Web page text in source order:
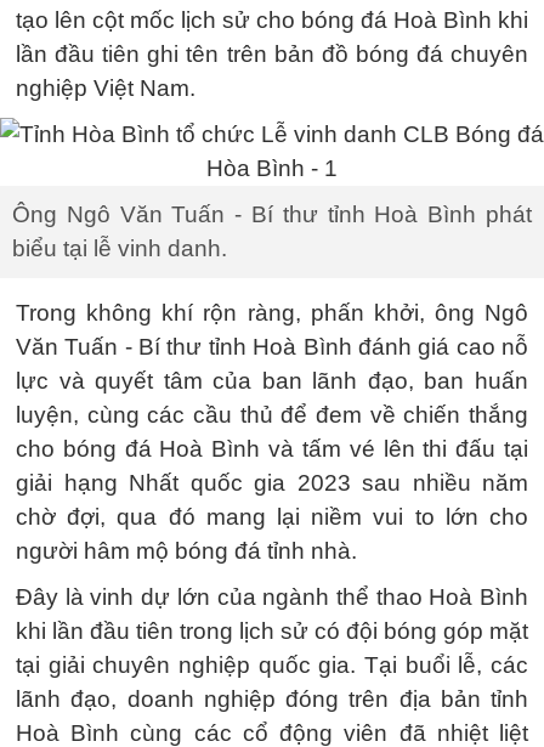
tạo lên cột mốc lịch sử cho bóng đá Hoà Bình khi
lần đầu tiên ghi tên trên bản đồ bóng đá chuyên
nghiệp Việt Nam.
Ông Ngô Văn Tuấn - Bí thư tỉnh Hoà Bình phát
biểu tại lễ vinh danh.
Trong không khí rộn ràng, phấn khởi, ông Ngô
Văn Tuấn - Bí thư tỉnh Hoà Bình đánh giá cao nỗ
lực và quyết tâm của ban lãnh đạo, ban huấn
luyện, cùng các cầu thủ để đem về chiến thắng
cho bóng đá Hoà Bình và tấm vé lên thi đấu tại
giải hạng Nhất quốc gia 2023 sau nhiều năm
chờ đợi, qua đó mang lại niềm vui to lớn cho
người hâm mộ bóng đá tỉnh nhà.
Đây là vinh dự lớn của ngành thể thao Hoà Bình
khi lần đầu tiên trong lịch sử có đội bóng góp mặt
tại giải chuyên nghiệp quốc gia. Tại buổi lễ, các
lãnh đạo, doanh nghiệp đóng trên địa bản tỉnh
Hoà Bình cùng các cổ động viên đã nhiệt liệt